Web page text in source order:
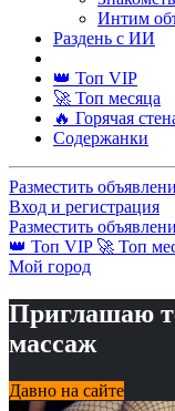
Интим
Раздень с ИИ
👑 Топ VIP
🚀 Топ месяца
🔥 Горячая
Содержанки
Разместить
Вход и регистрация
Разместить
👑 Топ VIP 🚀 Топ
Мой город
Приглашаю
массаж
Давно на сайте